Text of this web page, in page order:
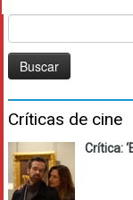
Críticas de cine
Crítica: